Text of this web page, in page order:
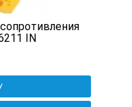
IN